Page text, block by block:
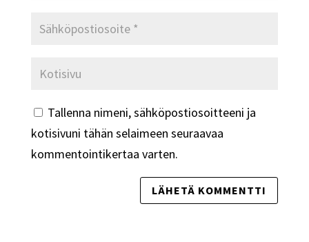
Tallenna nimeni, sähköpostiosoitteeni ja
kotisivuni tähän selaimeen seuraavaa
kommentointikertaa varten.